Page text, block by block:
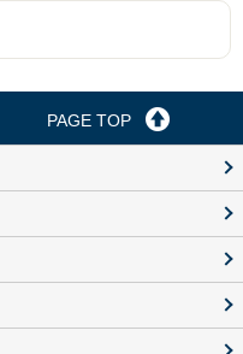
PAGE TOP